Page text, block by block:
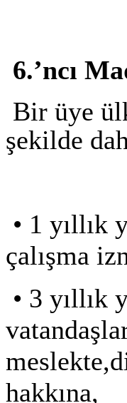
6.’ncı
Bir üye
şekilde
• 1 yıllık
çalışma
• 3 yıllık
hakkına,